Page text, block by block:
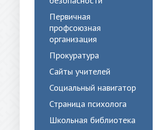
Первичная
профсоюзная
организация
Прокуратура
Сайты учителей
Социальный навигатор
Страница психолога
Школьная библиотека